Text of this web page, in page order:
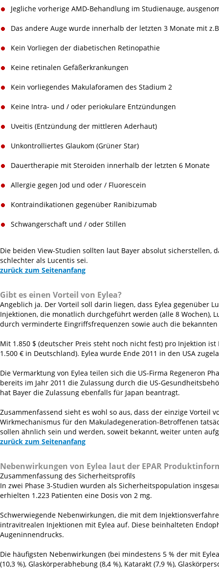
Jegliche vorherige AMD-Behandlung im Studienauge,
Das andere Auge wurde innerhalb der letzten 3 Monate mit
Kein Vorliegen der diabetischen Retinopathie
Keine retinalen Gefäßerkrankungen
Kein vorliegendes Makulaforamen des Stadium 2
Keine Intra- und / oder periokulare Entzündungen
Uveitis (Entzündung der mittleren Aderhaut)
Unkontrolliertes Glaukom (Grüner Star)
Dauertherapie mit Steroiden innerhalb der letzten 6 Monate
Allergie gegen Jod und oder / Fluorescein
Kontraindikationen gegenüber Ranibizumab
Schwangerschaft und / oder Stillen
Die beiden View-Studien sollten laut Bayer absolut sicherstellen,
schlechter als Lucentis sei.
zurück zum Seitenanfang
Gibt es einen Vorteil von Eylea?
Angeblich ja. Der Vorteil soll darin liegen, dass Eylea gegenüber
Injektionen, die monatlich durchgeführt werden (alle 8 Wochen),
durch verminderte Eingriffsfrequenzen sowie auch die
Mit 1.850 $ (deutscher Preis steht noch nicht fest) pro Injektion
1.500 € in Deutschland). Eylea wurde Ende 2011 in den USA
Die Vermarktung von Eylea teilen sich die US-Firma Regeneron
bereits im Jahr 2011 die Zulassung durch die US-
hat Bayer die Zulassung ebenfalls für Japan beantragt.
Zusammenfassend sieht es wohl so aus, dass der einzige Vorteil
Wirkmechanismus für den Makuladegeneration-Betroffenen
sollen ähnlich sein und werden, soweit bekannt, weiter unten
zurück zum Seitenanfang
Nebenwirkungen von Eylea laut der EPAR
Zusammenfassung des Sicherheitsprofils
In zwei Phase 3-Studien wurden als Sicherheitspopulation
erhielten 1.223 Patienten eine Dosis von 2 mg.
Schwerwiegende Nebenwirkungen, die mit dem
intravitrealen Injektionen mit Eylea auf. Diese beinhalteten
Augeninnendrucks.
Die häufigsten Nebenwirkungen (bei mindestens 5 % der mit
(10,3 %), Glaskörperabhebung (8,4 %), Katarakt (7,9 %),